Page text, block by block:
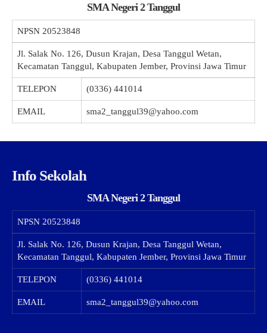
SMA Negeri 2 Tanggul
NPSN 20523848
Jl. Salak No. 126, Dusun Krajan, Desa Tanggul Wetan,
Kecamatan Tanggul, Kabupaten Jember, Provinsi Jawa Timur
TELEPON (0336) 441014
EMAIL sma2_tanggul39@yahoo.com
Info Sekolah
SMA Negeri 2 Tanggul
NPSN 20523848
Jl. Salak No. 126, Dusun Krajan, Desa Tanggul Wetan,
Kecamatan Tanggul, Kabupaten Jember, Provinsi Jawa Timur
TELEPON (0336) 441014
EMAIL sma2_tanggul39@yahoo.com